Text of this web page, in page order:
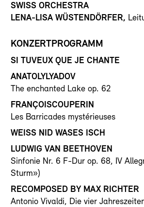
SWISS ORCHESTRA
LENA-LISA WÜSTENDÖRFER,
KONZERTPROGRAMM
SI TUVEUX QUE JE CHANTE
ANATOLYLYADOV
The enchanted Lake op. 62
FRANÇOISCOUPERIN
Les Barricades mystérieuses
WEISS NID WASES ISCH
LUDWIG VAN BEETHOVEN
Sinfonie Nr. 6 F-Dur op. 68, IV
Sturm»)
RECOMPOSED BY MAX RICHTER
Antonio Vivaldi, Die vier